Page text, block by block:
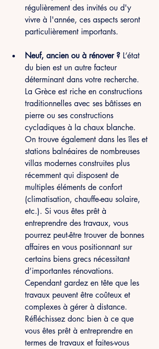
régulièrement des invités ou d'y
vivre à l'année, ces aspects seront
particulièrement importants.
Neuf, ancien ou à rénover ? L’état
du bien est un autre facteur
déterminant dans votre recherche.
La Grèce est riche en constructions
traditionnelles avec ses bâtisses en
pierre ou ses constructions
cycladiques à la chaux blanche.
On trouve également dans les îles et
stations balnéaires de nombreuses
villas modernes construites plus
récemment qui disposent de
multiples éléments de confort
(climatisation, chauffe-eau solaire,
etc.). Si vous êtes prêt à
entreprendre des travaux, vous
pourrez peut-être trouver de bonnes
affaires en vous positionnant sur
certains biens grecs nécessitant
d’importantes rénovations.
Cependant gardez en tête que les
travaux peuvent être coûteux et
complexes à gérer à distance.
Réfléchissez donc bien à ce que
vous êtes prêt à entreprendre en
termes de travaux et faites-vous